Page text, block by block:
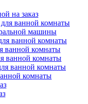
на заказ
ванной комнаты
машины
ванной комнаты
ванной комнаты
ванной комнаты
ванной комнаты
комнаты